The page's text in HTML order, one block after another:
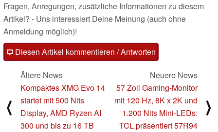
Fragen, Anregungen, zusätzliche Informationen zu diesem
Artikel? - Uns interessiert Deine Meinung (auch ohne
Anmeldung möglich)!
Diesen Artikel kommentieren / Antworten
⟨
Ältere News
Kompaktes XMG Evo 14
startet mit 500 Nits
Display, AMD Ryzen AI
300 und bis zu 16 TB
Neuere News
57 Zoll Gaming-Monitor
mit 120 Hz, 8K x 2K und
1.200 Nits Mini-LEDs:
TCL präsentiert 57R94
⟩